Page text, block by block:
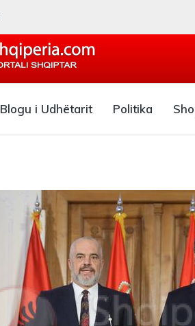
Blogu i Udhëtarit Politika